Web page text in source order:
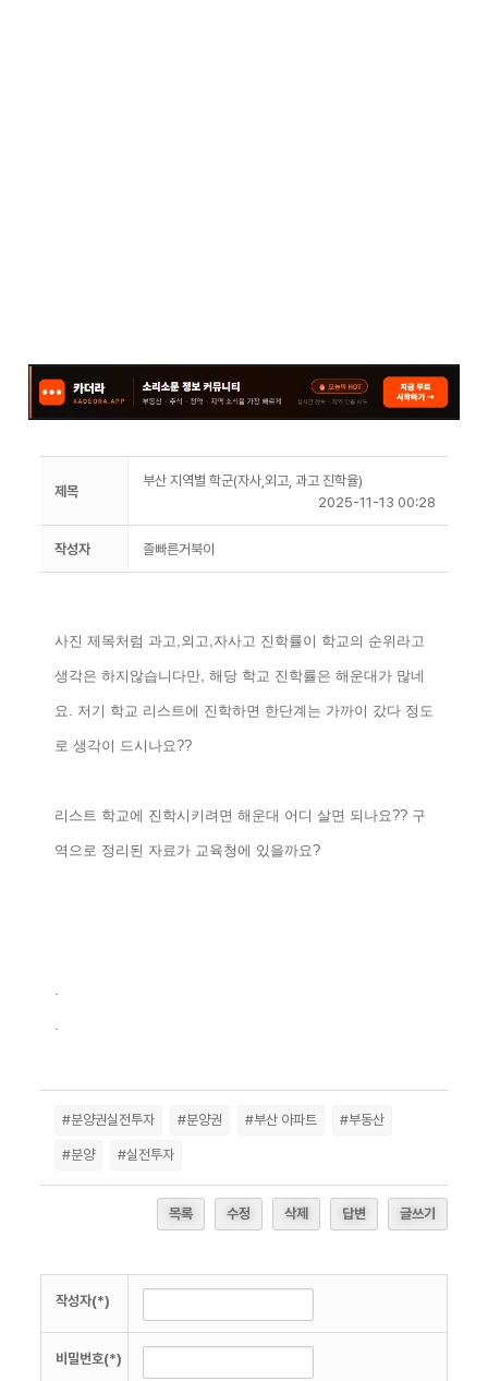
제목
부산 지역별 학군(자사,외고, 과고 진학율)
2025-11-13 00:28
작성자 졸빠른거북이
사진 제목처럼 과고,외고,자사고 진학률이 학교의 순위라고
생각은 하지않습니다만, 해당 학교 진학률은 해운대가 많네
요. 저기 학교 리스트에 진학하면 한단계는 가까이 갔다 정도
로 생각이 드시나요??
리스트 학교에 진학시키려면 해운대 어디 살면 되나요?? 구
역으로 정리된 자료가 교육청에 있을까요?
#분양권실전투자 #분양권 #부산 아파트 #부동산
#분양 #실전투자
목록 수정 삭제 답변 글쓰기
작성자(*)
비밀번호(*)